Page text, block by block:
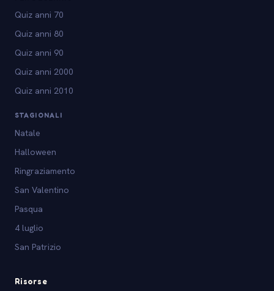
Quiz anni 70
Quiz anni 80
Quiz anni 90
Quiz anni 2000
Quiz anni 2010
STAGIONALI
Natale
Halloween
Ringraziamento
San Valentino
Pasqua
4 luglio
San Patrizio
Risorse